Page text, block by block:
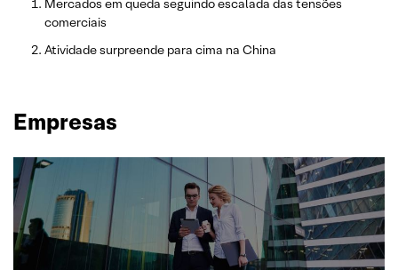
comerciais
Atividade surpreende para cima na China
Empresas